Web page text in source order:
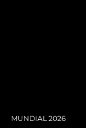
MUNDIAL 2026